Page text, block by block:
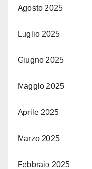
Agosto 2025
Luglio 2025
Giugno 2025
Maggio 2025
Aprile 2025
Marzo 2025
Febbraio 2025